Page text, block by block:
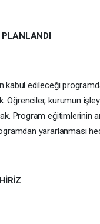
kabul edileceği
kurumun
Program eğitimlerinin
yararlanması